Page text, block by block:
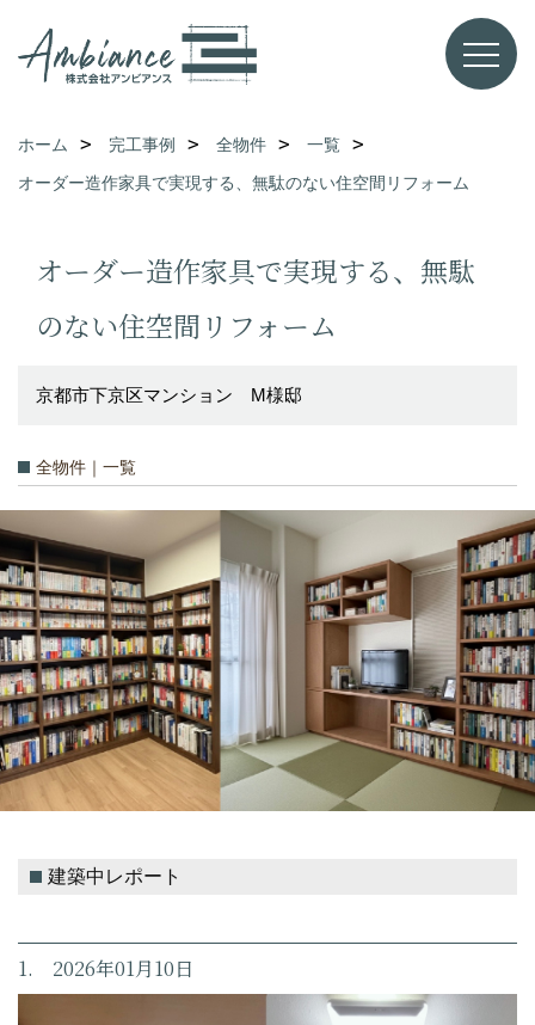
ホーム 完工事例 全物件
一覧
オーダー造作家具で実現する、無駄のない住空間リフォーム
オーダー造作家具で実現する、無駄
のない住空間リフォーム
京都市下京区マンション M様邸
全物件｜一覧
建築中レポート
1. 2026年01月10日